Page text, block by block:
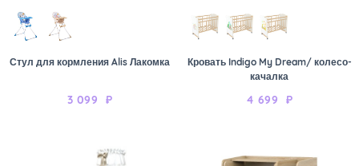
Стул для кормления Alis Лакомка
3 099 ₽
Кровать Indigo My Dream/ колесо-
качалка
4 699 ₽